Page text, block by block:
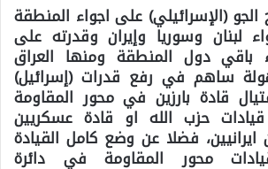
(الإسرائيلي) على اجواء المنطقة
لبنان وسوريا وإيران وقدرته على
باقي دول المنطقة ومنها العراق
ساهم في رفع قدرات (إسرائيل)
قادة بارزين في محور المقاومة
حزب الله او قادة عسكريين
ايرانيين، فضلا عن وضع كامل القيادة
محور المقاومة في دائرة